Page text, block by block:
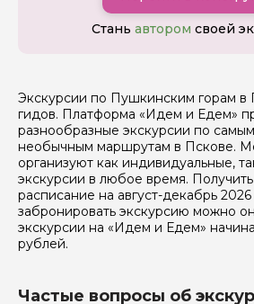
Стань автором своей
Экскурсии по Пушкинским горам в
гидов. Платформа «Идем и Едем»
разнообразные экскурсии по
необычным маршрутам в Пскове.
организуют как индивидуальные,
экскурсии в любое время. Получить
расписание на август-декабрь 2026
забронировать экскурсию можно
экскурсии на «Идем и Едем»
рублей.
Частые вопросы об
Я даю своё согласие на
данных
Отправить